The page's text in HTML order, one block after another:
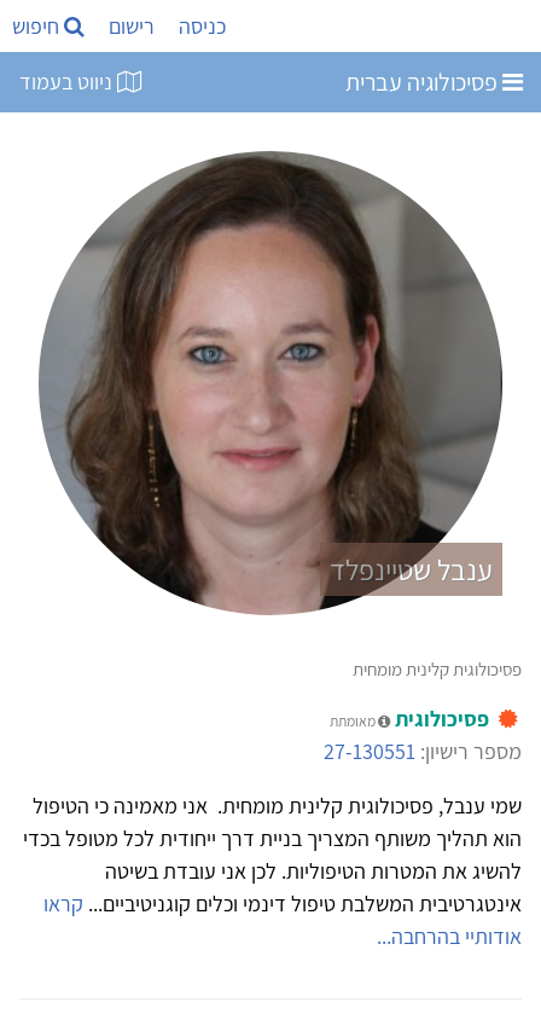
כניסה רישום חיפוש
פסיכולוגיה עברית ניווט בעמוד
ענבל שטיינפלד
פסיכולוגית קלינית מומחית
פסיכולוגית מאומתת
מספר רישיון: 27-130551
שמי ענבל, פסיכולוגית קלינית מומחית. אני מאמינה כי הטיפול
הוא תהליך משותף המצריך בניית דרך ייחודית לכל מטופל בכדי
להשיג את המטרות הטיפוליות. לכן אני עובדת בשיטה
אינטגרטיבית המשלבת טיפול דינמי וכלים קוגניטיביים... קראו
אודותיי בהרחבה...